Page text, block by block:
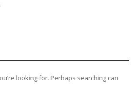
looking for. Perhaps searching can